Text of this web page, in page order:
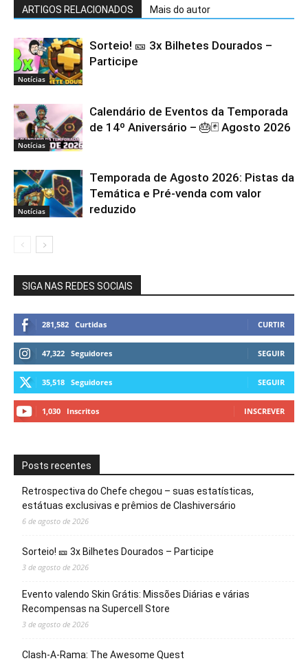
ARTIGOS RELACIONADOS Mais do autor
Notícias
Sorteio! 🎫 3x Bilhetes Dourados –
Participe
Notícias
Calendário de Eventos da Temporada
de 14º Aniversário – 🎂🃏 Agosto 2026
Notícias
Temporada de Agosto 2026: Pistas da
Temática e Pré-venda com valor
reduzido
SIGA NAS REDES SOCIAIS
281,582 Curtidas CURTIR
47,322 Seguidores SEGUIR
35,518 Seguidores SEGUIR
1,030 Inscritos INSCREVER
Posts recentes
Retrospectiva do Chefe chegou – suas estatísticas,
estátuas exclusivas e prêmios de Clashiversário
6 de agosto de 2026
Sorteio! 🎫 3x Bilhetes Dourados – Participe
3 de agosto de 2026
Evento valendo Skin Grátis: Missões Diárias e várias
Recompensas na Supercell Store
3 de agosto de 2026
Clash-A-Rama: The Awesome Quest